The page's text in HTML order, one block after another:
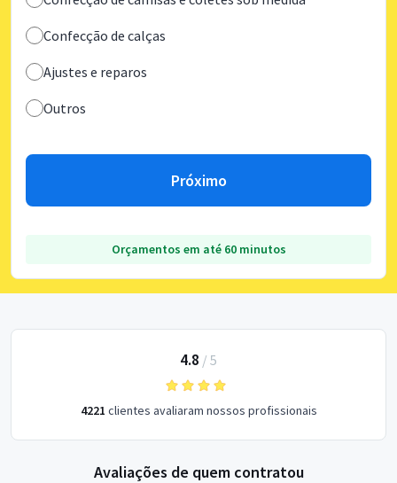
Confecção de calças
Ajustes e reparos
Outros
Próximo
Orçamentos em até 60 minutos
4.8 / 5
4221 clientes avaliaram nossos profissionais
Avaliações de quem contratou